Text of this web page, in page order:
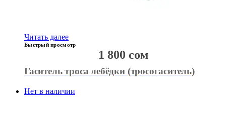
Читать далее
Быстрый просмотр
Гаситель троса лебёдки (тросогаситель)
1 800 сом
Нет в наличии